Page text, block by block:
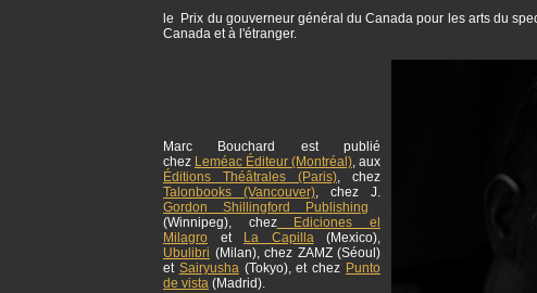
le Prix du gouverneur général du Canada pour les arts du
Canada et à l'étranger.
Marc Bouchard est publié
chez Leméac Éditeur (Montréal), aux
Éditions Théâtrales (Paris), chez
Talonbooks (Vancouver), chez J.
Gordon Shillingford Publishing
(Winnipeg), chezEdiciones el
Milagro et La Capilla(Mexico),
Ubulibri (Milan), chez ZAMZ (Séoul)
et Sairyusha(Tokyo), et chez Punto
de vista (Madrid).